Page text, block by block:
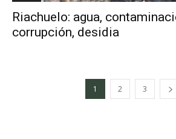
Riachuelo: agua,
corrupción, desidia
1 2 3